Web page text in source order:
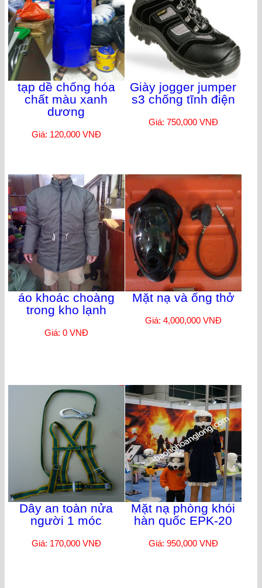
tạp dề chống hóa
chất màu xanh
dương
Giá: 120,000 VNĐ
Giày jogger jumper
s3 chống tĩnh điện
Giá: 750,000 VNĐ
áo khoác choàng
trong kho lạnh
Giá: 0 VNĐ
Mặt nạ và ống thở
Giá: 4,000,000 VNĐ
Dây an toàn nửa
người 1 móc
Giá: 170,000 VNĐ
Mặt nạ phòng khói
hàn quốc EPK-20
Giá: 950,000 VNĐ